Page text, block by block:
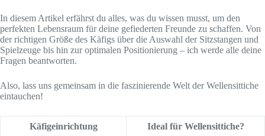
In diesem Artikel erfährst du alles, was du wissen musst, um den
perfekten Lebensraum für deine gefiederten Freunde zu schaffen. Von
der richtigen Größe des Käfigs über die Auswahl der Sitzstangen und
Spielzeuge bis hin zur optimalen Positionierung – ich werde alle deine
Fragen beantworten.
Also, lass uns gemeinsam in die faszinierende Welt der Wellensittiche
eintauchen!
Käfigeinrichtung Ideal für Wellensittiche?